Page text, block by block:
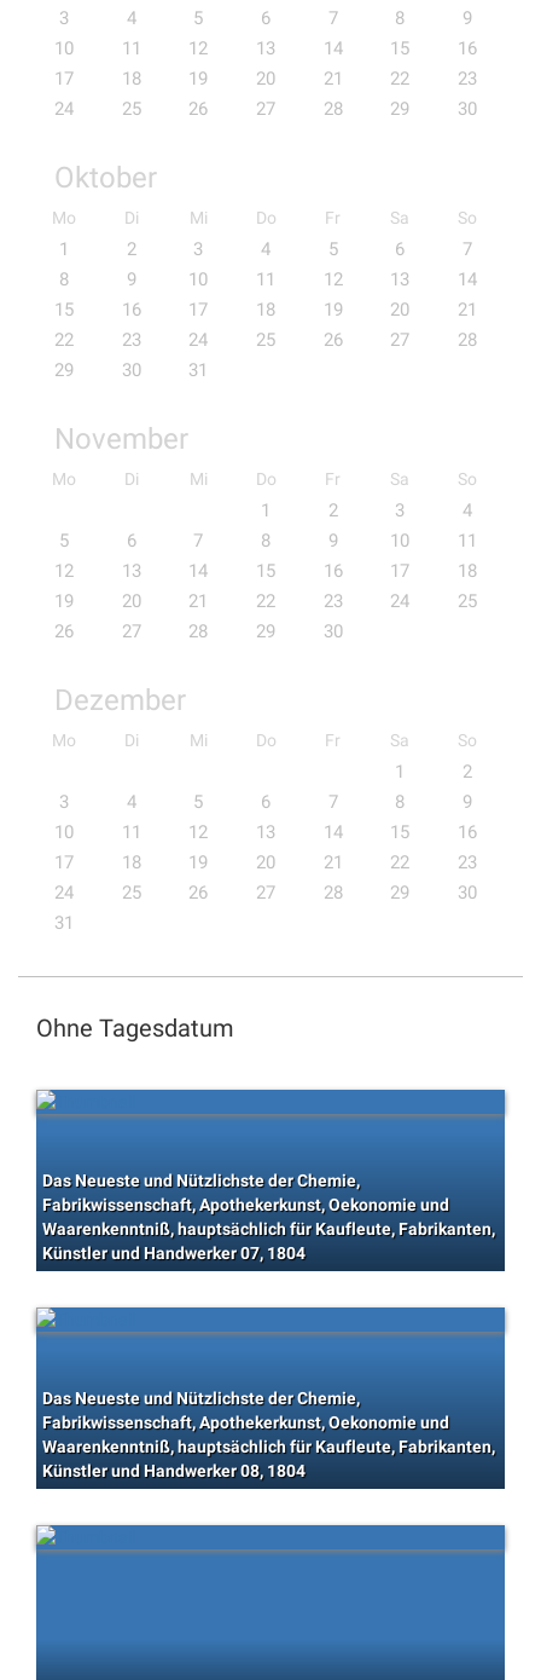
3
4 5 6 7 8
9
10
11 12 13 14 15
16
17
18 19 20 21 22
23
24
25 26 27 28 29 30
Oktober
Mo Di Mi Do Fr Sa So
1 2 3 4 5 6
7
8
9 10 11 12 13
14
15
16 17 18 19 20
21
22
23 24 25 26 27
28
29
30 31
November
Mo Di Mi Do Fr Sa So
1 2 3
4
5
6 7 8 9 10
11
12
13 14 15 16 17
18
19
20 21 22 23 24
25
26
27 28 29 30
Dezember
Mo Di Mi Do Fr Sa So
1
2
3
4 5 6 7 8
9
10
11 12 13 14 15
16
17
18 19 20 21 22
23
24
25 26 27 28 29
30
31
Ohne Tagesdatum
Das Neueste und Nützlichste der Chemie,
Fabrikwissenschaft, Apothekerkunst, Oekonomie und
Waarenkenntniß, hauptsächlich für Kaufleute, Fabrikanten,
Künstler und Handwerker 07, 1804
Das Neueste und Nützlichste der Chemie,
Fabrikwissenschaft, Apothekerkunst, Oekonomie und
Waarenkenntniß, hauptsächlich für Kaufleute, Fabrikanten,
Künstler und Handwerker 08, 1804